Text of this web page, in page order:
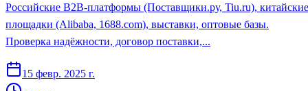
Российские B2B-платформы (Поставщики.ру, Tiu.ru), китайские
площадки (Alibaba, 1688.com), выставки, оптовые базы.
Проверка надёжности, договор поставки,...
15 февр. 2025 г.